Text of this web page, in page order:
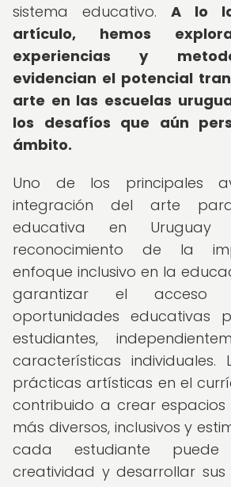
sistema educativo. A lo
artículo, hemos
experiencias y
evidencian el potencial
arte en las escuelas
los desafíos que aún
ámbito.
Uno de los principales
integración del arte
educativa en
reconocimiento de la
enfoque inclusivo en la
garantizar el acceso
oportunidades educativas
estudiantes,
características individuales.
prácticas artísticas en el
contribuido a crear espacios
más diversos, inclusivos y
cada estudiante
creatividad y desarrollar